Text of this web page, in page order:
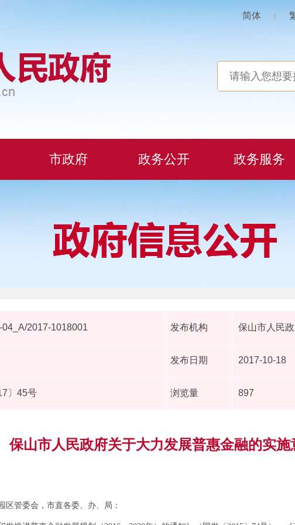
简体 |
市政府 政务公开 政务服务
2017-1018001 发布机构 保山市人民
发布日期 2017-10-18
〕45号 浏览量 897
保山市人民政府关于大力发展普惠金融的实施
区管委会，市直各委、办、局：